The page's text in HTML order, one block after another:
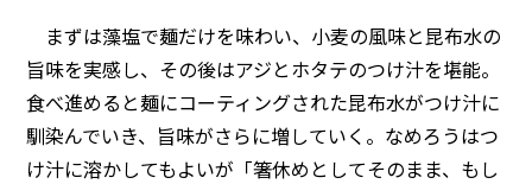
まずは藻塩で麺だけを味わい、小麦の風味と昆布水の
旨味を実感し、その後はアジとホタテのつけ汁を堪能。
食べ進めると麺にコーティングされた昆布水がつけ汁に
馴染んでいき、旨味がさらに増していく。なめろうはつ
け汁に溶かしてもよいが「箸休めとしてそのまま、もし